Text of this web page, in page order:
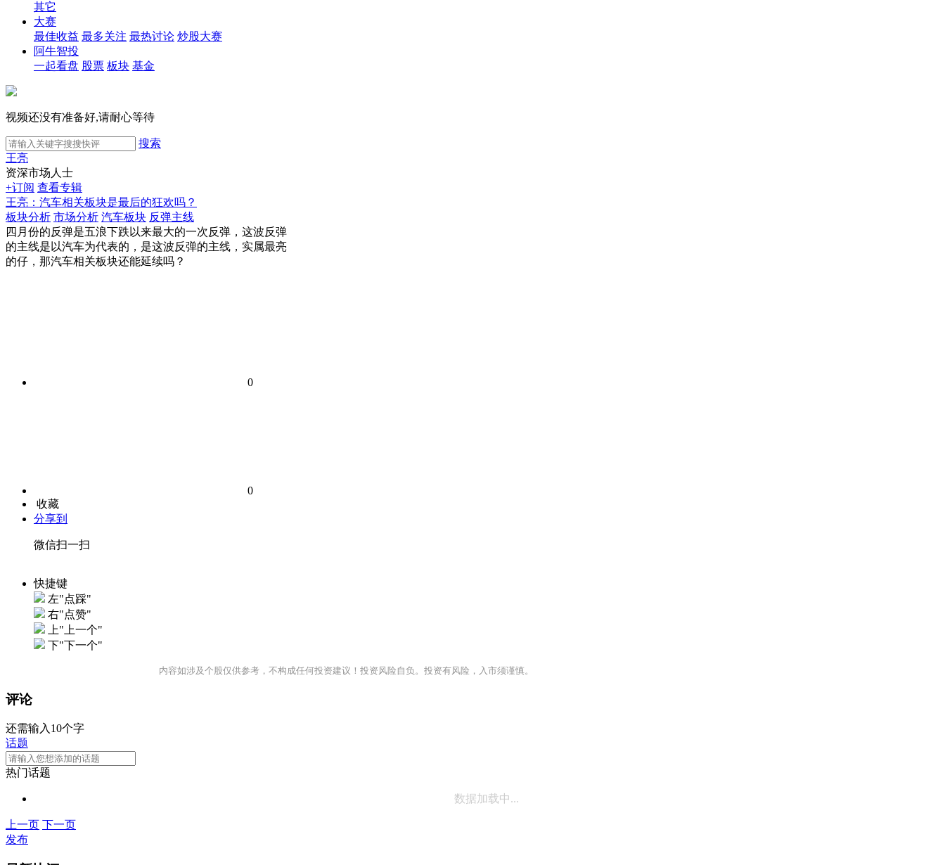
其它
大赛
最佳收益 最多关注 最热讨论 炒股大赛
阿牛智投
一起看盘 股票 板块 基金
视频还没有准备好,请耐心等待
搜索
王亮
资深市场人士
+订阅 查看专辑
王亮：汽车相关板块是最后的狂欢吗？
板块分析 市场分析 汽车板块 反弹主线
四月份的反弹是五浪下跌以来最大的一次反弹，这波反弹
的主线是以汽车为代表的，是这波反弹的主线，实属最亮
的仔，那汽车相关板块还能延续吗？
0
0
收藏
分享到
微信扫一扫
快捷键
左"点踩"
右"点赞"
上"上一个"
下"下一个"
内容如涉及个股仅供参考，不构成任何投资建议！投资风险自负。投资有风险，入市须谨慎。
评论
还需输入10个字
话题
热门话题
数据加载中...
上一页 下一页
发布